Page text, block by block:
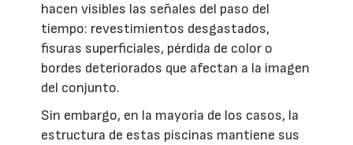
hacen visibles las señales del paso del
tiempo: revestimientos desgastados,
fisuras superficiales, pérdida de color o
bordes deteriorados que afectan a la imagen
del conjunto.
Sin embargo, en la mayoría de los casos, la
estructura de estas piscinas mantiene sus